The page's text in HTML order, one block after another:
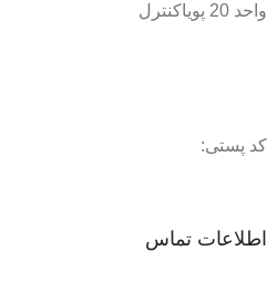
واحد 20 پویاکنترل
کد پستی:
اطلاعات تماس